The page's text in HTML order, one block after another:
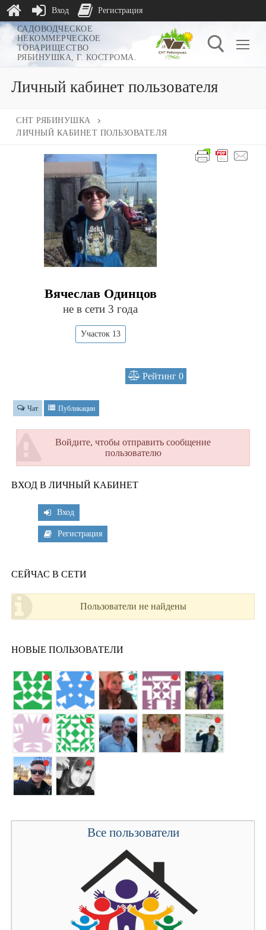
Перейти
содержимому
САДОВОДЧЕСКОЕ
НЕКОММЕРЧЕСКОЕ
ТОВАРИЩЕСТВО
РЯБИНУШКА, Г. КОСТРОМА.
Личный кабинет пользователя
СНТ РЯБИНУШКА
ЛИЧНЫЙ КАБИНЕТ ПОЛЬЗОВАТЕЛЯ
Вячеслав Одинцов
не в сети 3 года
Участок 13
Рейтинг 0
Чат Публикации
Войдите, чтобы отправить сообщение
пользователю
ВХОД В ЛИЧНЫЙ КАБИНЕТ
Вход
Регистрация
СЕЙЧАС В СЕТИ
Пользователи не найдены
НОВЫЕ ПОЛЬЗОВАТЕЛИ
Все пользователи
Вход Регистрация